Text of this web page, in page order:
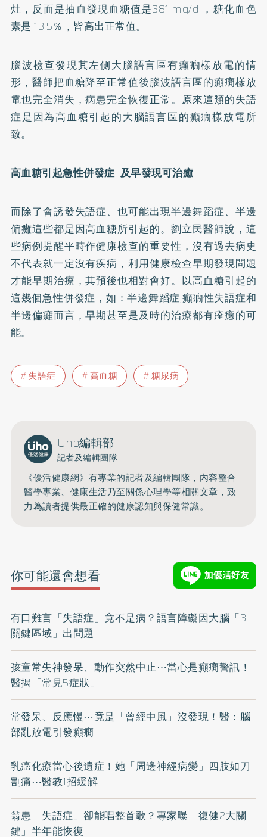
灶，反而是抽血發現血糖值是381 mg/dl，糖化血色
素是 13.5％，皆高出正常值。
腦波檢查發現其左側大腦語言區有癲癇樣放電的情
形，醫師把血糖降至正常值後腦波語言區的癲癇樣放
電也完全消失，病患完全恢復正常。原來這類的失語
症是因為高血糖引起的大腦語言區的癲癇樣放電所
致。
高血糖引起急性併發症 及早發現可治癒
而除了會誘發失語症、也可能出現半邊舞蹈症、半邊
偏癱這些都是因高血糖所引起的。劉立民醫師說，這
些病例提醒平時作健康檢查的重要性，沒有過去病史
不代表就一定沒有疾病，利用健康檢查早期發現問題
才能早期治療，其預後也相對會好。以高血糖引起的
這幾個急性併發症，如：半邊舞蹈症,癲癇性失語症和
半邊偏癱而言，早期甚至是及時的治療都有痊癒的可
能。
失語症 高血糖 糖尿病
Uho編輯部
記者及編輯團隊
《優活健康網》有專業的記者及編輯團隊，內容整合
醫學專業、健康生活乃至關係心理學等相關文章，致
力為讀者提供最正確的健康認知與保健常識。
你可能還會想看
有口難言「失語症」竟不是病？語言障礙因大腦「3
關鍵區域」出問題
孩童常失神發呆、動作突然中止⋯當心是癲癇警訊！
醫揭「常見5症狀」
常發呆、反應慢⋯竟是「曾經中風」沒發現！醫：腦
部亂放電引發癲癇
乳癌化療當心後遺症！她「周邊神經病變」四肢如刀
割痛⋯醫教1招緩解
翁患「失語症」卻能唱整首歌？專家曝「復健2大關
鍵」半年能恢復